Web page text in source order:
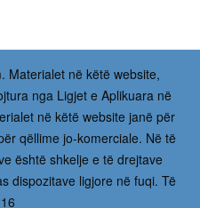
Materialet në këtë website,
nga Ligjet e Aplikuara në
në këtë website janë për
qëllime jo-komerciale. Në të
është shkelje e të drejtave
dispozitave ligjore në fuqi. Të